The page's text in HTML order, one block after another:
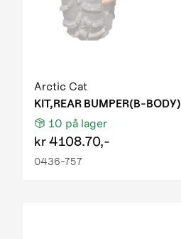
Arctic Cat
KIT,REAR BUMPER(B-BODY)
10 på lager
kr4108.70,-
0436-757